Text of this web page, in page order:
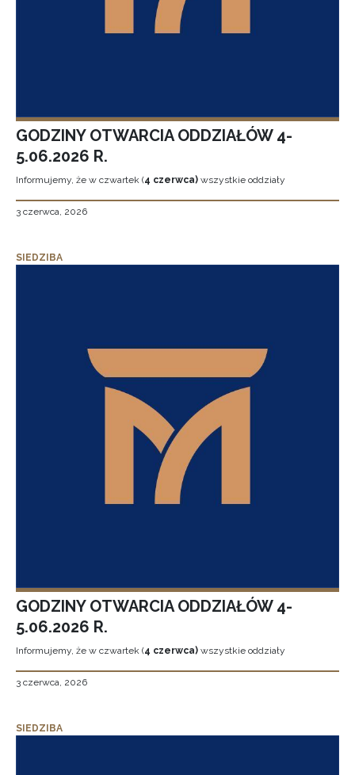
GODZINY OTWARCIA ODDZIAŁÓW 4-
5.06.2026 R.
Informujemy, że w czwartek (4 czerwca) wszystkie oddziały
3 czerwca, 2026
SIEDZIBA
GODZINY OTWARCIA ODDZIAŁÓW 4-
5.06.2026 R.
Informujemy, że w czwartek (4 czerwca) wszystkie oddziały
3 czerwca, 2026
SIEDZIBA